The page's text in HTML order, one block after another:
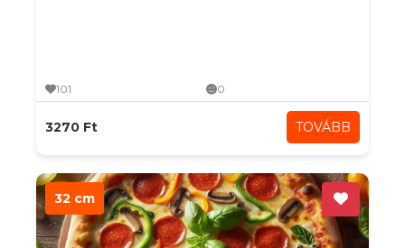
101 0
3270 Ft TOVÁBB
32 cm